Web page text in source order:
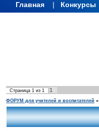
Главная | Конкурсы
Страница 1 из 1 1
ФОРУМ для учителей и воспитателей »